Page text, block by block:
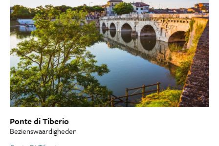
Ponte di Tiberio
Bezienswaardigheden